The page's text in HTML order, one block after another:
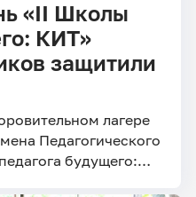
«II Школы
КИТ»
защитили
лагере
Педагогического
будущего: